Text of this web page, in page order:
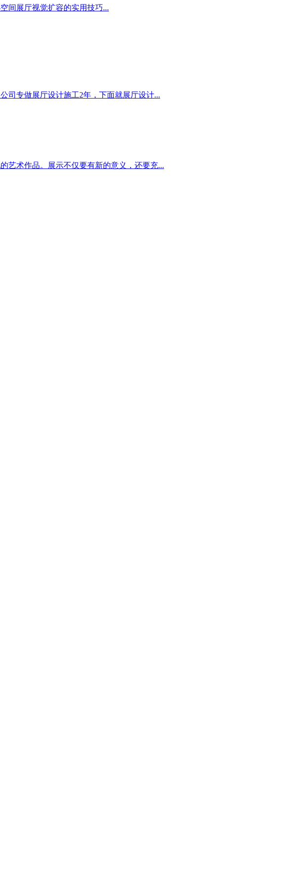
间展厅视觉扩容的实用技巧...
司专做展厅设计施工2年，下面就展厅设计...
艺术作品。展示不仅要有新的意义，还要充...